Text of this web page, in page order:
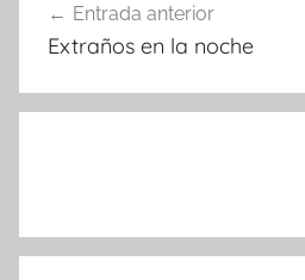
Navegación
de
entradas
Entrada anterior
Extraños en la noche